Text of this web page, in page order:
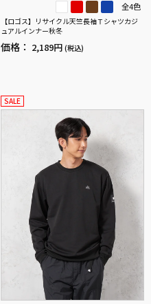
全4色
【ロゴス】リサイクル天竺長袖Ｔシャツカジ
ュアルインナー秋冬
価格： 2,189円 (税込)
SALE